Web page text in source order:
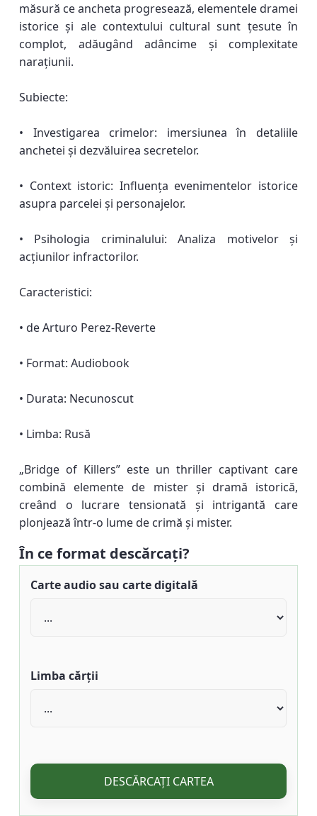
măsură ce ancheta progresează, elementele dramei
istorice și ale contextului cultural sunt țesute în
complot, adăugând adâncime și complexitate
narațiunii.
Subiecte:
• Investigarea crimelor: imersiunea în detaliile
anchetei și dezvăluirea secretelor.
• Context istoric: Influența evenimentelor istorice
asupra parcelei și personajelor.
• Psihologia criminalului: Analiza motivelor și
acțiunilor infractorilor.
Caracteristici:
• de Arturo Perez-Reverte
• Format: Audiobook
• Durata: Necunoscut
• Limba: Rusă
„Bridge of Killers” este un thriller captivant care
combină elemente de mister și dramă istorică,
creând o lucrare tensionată și intrigantă care
plonjează într-o lume de crimă și mister.
În ce format descărcați?
Carte audio sau carte digitală
Limba cărții
DESCĂRCAȚI CARTEA